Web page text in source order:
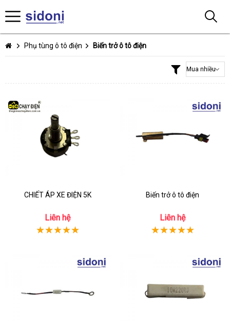
Phụ tùng ô tô điện Biến trở ô tô điện
CHIẾT ÁP XE ĐIỆN 5K
Liên hệ
Biến trở ô tô điện
Liên hệ